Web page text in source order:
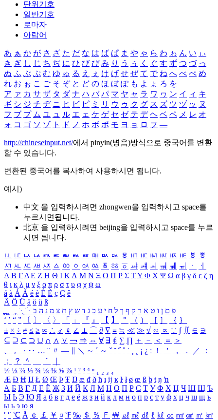
단위기호
일반기호
로마자
아랍어
あ ぁ か が さ ざ た だ な は ば ぱ ま や ゃ ら わ ゎ ん い ぃ
き ぎ し じ ち ぢ に ひ び ぴ み り う ぅ く ぐ す ず つ づ っ
ぬ ふ ぶ ぷ む ゆ ゅ る え ぇ け げ せ ぜ て で ね へ べ ぺ め
れ お ぉ こ ご そ ぞ と ど の ほ ぼ ぽ も よ ょ ろ を
ア ァ カ サ ザ タ ダ ナ ハ バ パ マ ヤ ャ ラ ワ ヮ ン イ ィ キ
ギ シ ジ チ ヂ ニ ヒ ビ ピ ミ リ ウ ゥ ク グ ス ズ ツ ヅ ッ ヌ
フ ブ プ ム ユ ュ ル エ ェ ケ ゲ セ ゼ テ デ ヘ ベ ペ メ レ オ
ォ コ ゴ ソ ゾ ト ド ノ ホ ボ ポ モ ヨ ョ ロ ヲ ―
http://chineseinput.net/에서 pinyin(병음)방식으로 중국어를 변환
할 수 있습니다.
변환된 중국어를 복사하여 사용하시면 됩니다.
예시)
中文 을 입력하시려면 zhongwen을 입력하시고 space를
누르시면됩니다.
北京 을 입력하시려면 beijing을 입력하시고 space를 누르
시면 됩니다.
ㅥ ㅦ ㅧ ㅨ ㅩ ㅪ ㅫ ㅬ ㅭ ㅮ ㅯ ㅰ ㅱ ㅲ ㅳ ㅴ ㅵ ㅶ ㅷ ㅸ
ㅹ
ㅺ ㅻ ㅼ ㅽ ㅾ ㅿ ㆀ ㆁ ㆂ ㆃ ㆄ ㆅ ㆆ ㆇ ㆈ ㆉ ㆊ ㆋ ㆌ ㆍ
ㆎ
Α Β ΓΔ Ε Ζ Η Θ Ι ΚΛ Μ Ν Ξ Ο Π Ρ Σ ΤΥ Φ Χ Ψ Ω α β γ δ ε ζ η
θ ι κ λ μ ν ξ ο π ρ σ τ υ φ χ ψ ω
á à Á À é è É È ç Ç ê
Ä Ö Ü ä ö ü ß
ִֶֹ ֻּ ׁׂ פ ם ן ו ט א ר ק ף ך ל ח י ע כ ג ד ש ץ ת צ מ נ ה ב
‘ ’ “ ” 〔 〕 〈 〉 「 」 『 』 【 】 ＂ （ ） ［ ］ ｛ ｝
± × ÷ ≠ ≤ ≥ ∞ ∴ ♂ ♀ ∠ ⊥ ⌒ ∂ ∇ ≡ ≒ ≪ ≫ √ ∽ ∝ ∵ ∫ ∬ ∈ ∋
⊆ ⊇ ⊂ ⊃ ∪ ∩ ∧ ∨ ￢ ⇒ ⇔ ∀ ∃ ∮ ∑ ∏ ＋ － ＜ ＝
＞
、
。 · ‥ … ¨ 〃 ― ＼ ∼ ´ ～ ˇ ˘ ˝ ˚ ˙ ¸ ¡ ¿ ː ！ ＇ ， ． ／
：
；
？ ＾ ｀
½ ⅓ ⅔ ¼ ¾ ⅛ ⅜ ⅝ ⅞ ¹ ² ³ ⁴ ⁿ ₁ ₂ ₃ ₄
Æ Ð Ħ Ĳ Ł Ø Œ Þ Ŧ Ŋ æ đ ð ħ ı ĳ ĸ ŀ ł ø œ ß þ ŧ ŋ ŉ
А Б В Г Д Е Ё Ж З И Й К Л М Н О П Р С Т У Ф Х Ц Ч Ш Щ Ъ
Ы Ь Э Ю Я а б в г д е ё ж з и й к л м н о п р с т у ф х ц ч ш щ ъ
ы ь э ю я
′ ″ ℃ Å ￠ ￡ ￥ ¤ ℉ ‰ ＄ ％ Ｆ ￦ ㎕ ㎖ ㎗ ℓ ㎘ ㏄ ㎣ ㎤ ㎥ ㎦